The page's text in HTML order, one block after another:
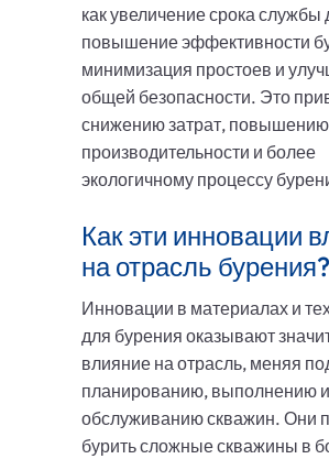
как увеличение срока службы
повышение эффективности
минимизация простоев и
общей безопасности. Это
снижению затрат, повышению
производительности и более
экологичному процессу
Как эти инновации
на отрасль бурения?
Инновации в материалах и
для бурения оказывают
влияние на отрасль, меняя
планированию, выполнению и
обслуживанию скважин. Они
бурить сложные скважины в